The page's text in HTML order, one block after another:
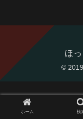
ほ
©
ホーム 検